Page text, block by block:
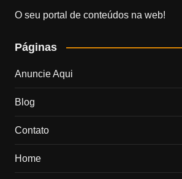
O seu portal de conteúdos na web!
Páginas
Anuncie Aqui
Blog
Contato
Home